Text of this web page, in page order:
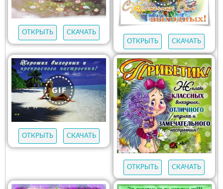
ОТКРЫТЬ
СКАЧАТЬ
ОТКРЫТЬ
СКАЧАТЬ
ОТКРЫТЬ СКАЧАТЬ
ОТКРЫТЬ СКАЧАТЬ